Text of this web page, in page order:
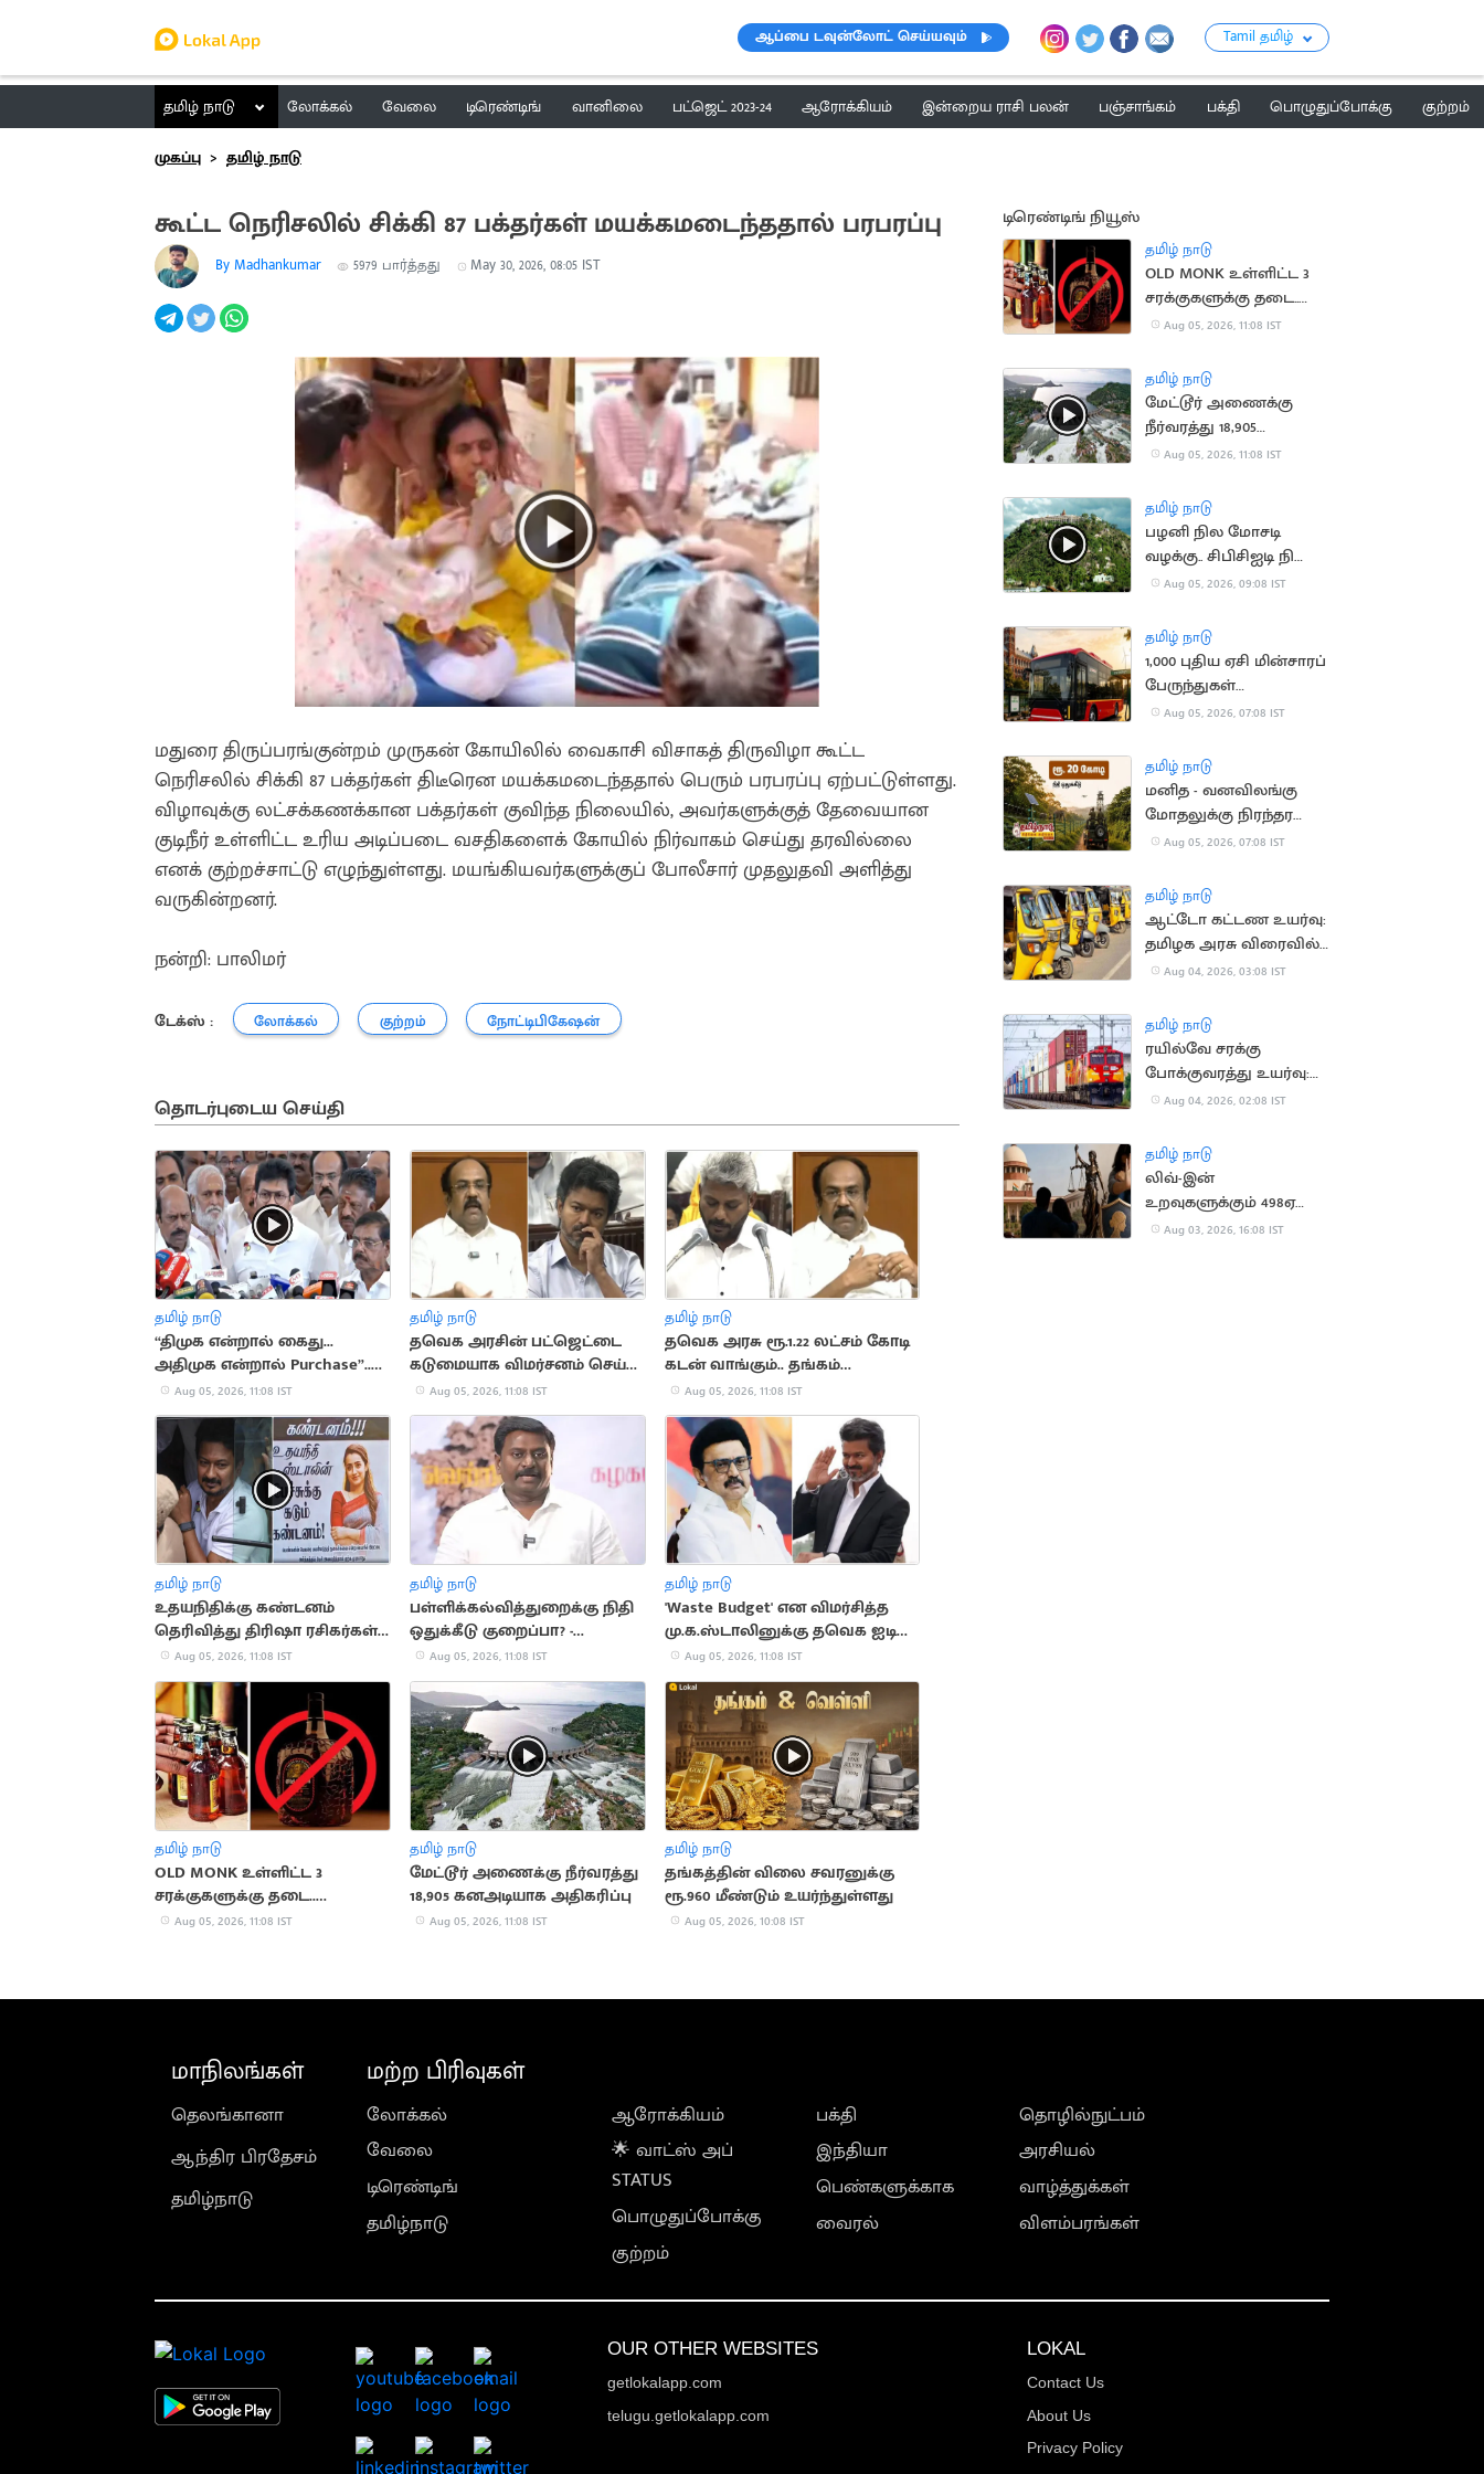
ஆப்பை டவுன்லோட் செய்யவும் Tamil தமிழ்
தமிழ் நாடு லோக்கல் வேலை டிரெண்டிங் வானிலை பட்ஜெட் 2023-24 ஆரோக்கியம் இன்றைய ராசி பலன் பஞ்சாங்கம் பக்தி பொழுதுப்போக்கு
குற்றம்
முகப்பு
தமிழ் நாடு
கூட்ட நெரிசலில் சிக்கி 87 பக்தர்கள் மயக்கமடைந்ததால் பரபரப்பு
By Madhankumar 5979 பார்த்தது May 30, 2026, 08:05 IST
மதுரை திருப்பரங்குன்றம் முருகன் கோயிலில் வைகாசி விசாகத் திருவிழா கூட்ட
நெரிசலில் சிக்கி 87 பக்தர்கள் திடீரென மயக்கமடைந்ததால் பெரும் பரபரப்பு ஏற்பட்டுள்ளது.
விழாவுக்கு லட்சக்கணக்கான பக்தர்கள் குவிந்த நிலையில், அவர்களுக்குத் தேவையான
குடிநீர் உள்ளிட்ட உரிய அடிப்படை வசதிகளைக் கோயில் நிர்வாகம் செய்து தரவில்லை
எனக் குற்றச்சாட்டு எழுந்துள்ளது. மயங்கியவர்களுக்குப் போலீசார் முதலுதவி அளித்து
வருகின்றனர்.
நன்றி: பாலிமர்
டேக்ஸ் : லோக்கல் குற்றம் நோட்டிபிகேஷன்
தொடர்புடைய செய்தி
தமிழ் நாடு
“திமுக என்றால் கைது...
அதிமுக என்றால் Purchase”..
உதயநிதி ஸ்டாலின்
Aug 05, 2026, 11:08 IST
தமிழ் நாடு
தவெக அரசின் பட்ஜெட்டை
கடுமையாக விமர்சனம் செய்த
தங்கம் தென்னரசு
Aug 05, 2026, 11:08 IST
தமிழ் நாடு
தவெக அரசு ரூ.1.22 லட்சம் கோடி
கடன் வாங்கும்.. தங்கம்
தென்னரசு
Aug 05, 2026, 11:08 IST
தமிழ் நாடு
உதயநிதிக்கு கண்டனம்
தெரிவித்து திரிஷா ரசிகர்கள்
மதுரையில் போஸ்டர்
Aug 05, 2026, 11:08 IST
தமிழ் நாடு
பள்ளிக்கல்வித்துறைக்கு நிதி
ஒதுக்கீடு குறைப்பா? -
அமைச்சர் ராஜ்மோகன் பதில்
Aug 05, 2026, 11:08 IST
தமிழ் நாடு
'Waste Budget' என விமர்சித்த
மு.க.ஸ்டாலினுக்கு தவெக ஐடி
விங் பதிலடி
Aug 05, 2026, 11:08 IST
தமிழ் நாடு
OLD MONK உள்ளிட்ட 3
சரக்குகளுக்கு தடை..
மதுபிரியர்களுக்கு ஷாக்
Aug 05, 2026, 11:08 IST
தமிழ் நாடு
மேட்டூர் அணைக்கு நீர்வரத்து
18,905 கனஅடியாக அதிகரிப்பு
Aug 05, 2026, 11:08 IST
தமிழ் நாடு
தங்கத்தின் விலை சவரனுக்கு
ரூ.960 மீண்டும் உயர்ந்துள்ளது
Aug 05, 2026, 10:08 IST
டிரெண்டிங் நியூஸ்
தமிழ் நாடு
OLD MONK உள்ளிட்ட 3
சரக்குகளுக்கு தடை..
மதுபிரியர்களுக்கு ஷாக்
Aug 05, 2026, 11:08 IST
தமிழ் நாடு
மேட்டூர் அணைக்கு
நீர்வரத்து 18,905
கனஅடியாக அதிகரிப்பு
Aug 05, 2026, 11:08 IST
தமிழ் நாடு
பழனி நில மோசடி
வழக்கு.. சிபிசிஐடி நிலை
அறிக்கை தாக்கல்
Aug 05, 2026, 09:08 IST
தமிழ் நாடு
1,000 புதிய ஏசி மின்சாரப்
பேருந்துகள்
வாங்கப்படும் -
Aug 05, 2026, 07:08 IST
தமிழ் நாடு
மனித - வனவிலங்கு
மோதலுக்கு நிரந்தர
தீர்வு - நிதியமைச்சர்
Aug 05, 2026, 07:08 IST
தமிழ் நாடு
ஆட்டோ கட்டண உயர்வு:
தமிழக அரசு விரைவில்
அறிவிப்பு?
Aug 04, 2026, 03:08 IST
தமிழ் நாடு
ரயில்வே சரக்கு
போக்குவரத்து உயர்வு:
ரூ.1,137 கோடி கூடுதல்
Aug 04, 2026, 02:08 IST
தமிழ் நாடு
லிவ்-இன்
உறவுகளுக்கும் 498ஏ
பிரிவு பாதுகாப்பு:
Aug 03, 2026, 16:08 IST
மாநிலங்கள்
தெலங்கானா
ஆந்திர பிரதேசம்
தமிழ்நாடு
மற்ற பிரிவுகள்
லோக்கல்
வேலை
டிரெண்டிங்
தமிழ்நாடு
ஆரோக்கியம்
🌟 வாட்ஸ் அப்
STATUS
பொழுதுப்போக்கு
குற்றம்
பக்தி
இந்தியா
பெண்களுக்காக
வைரல்
தொழில்நுட்பம்
அரசியல்
வாழ்த்துக்கள்
விளம்பரங்கள்
OUR OTHER WEBSITES
getlokalapp.com
telugu.getlokalapp.com
LOKAL
Contact Us
About Us
Privacy Policy